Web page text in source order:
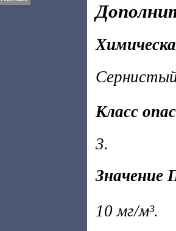
Класс
3.
Значение
10 мг/м³.